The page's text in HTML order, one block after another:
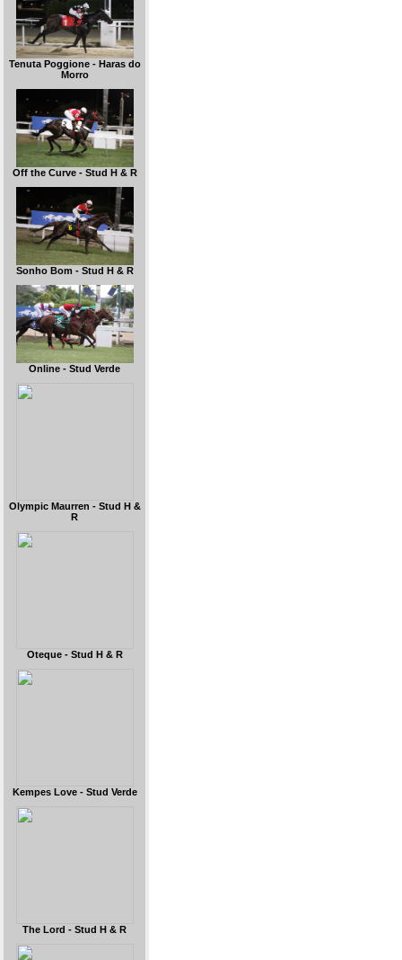
Tenuta Poggione - Haras do
Morro
Off the Curve - Stud H & R
Sonho Bom - Stud H & R
Online - Stud Verde
Olympic Maurren - Stud H &
R
Oteque - Stud H & R
Kempes Love - Stud Verde
The Lord - Stud H & R